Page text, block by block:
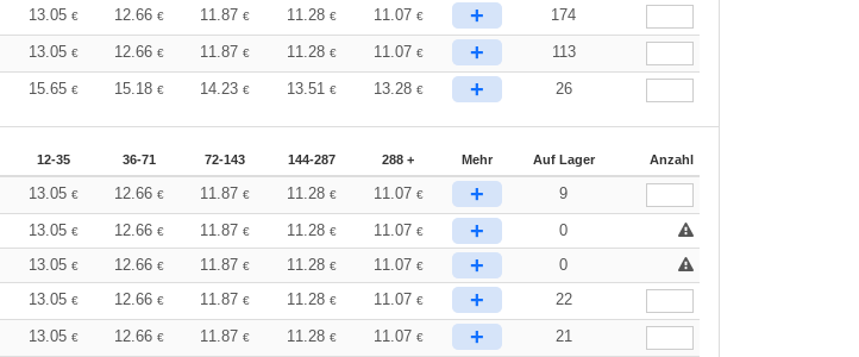
13.05€ 12.66€ 11.87€ 11.28 € 11.07 € + 174
13.05€ 12.66€ 11.87€ 11.28 € 11.07 € + 113
15.65€ 15.18€ 14.23€ 13.51 € 13.28 € + 26
12-35 36-71 72-143 144-287 288 + Mehr Auf Lager Anzahl
13.05€ 12.66€ 11.87€ 11.28 € 11.07 € + 9
13.05€ 12.66€ 11.87€ 11.28 € 11.07 € +
0
13.05€ 12.66€ 11.87€ 11.28 € 11.07 € +
0
13.05€ 12.66€ 11.87€ 11.28 € 11.07 € + 22
13.05€ 12.66€ 11.87€ 11.28 € 11.07 € + 21